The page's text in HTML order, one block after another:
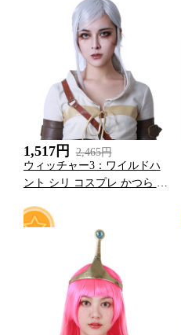
1,517円
2,465円
ウィッチャー3：ワイルドハ
ント シリ コスプレ かつら ウ